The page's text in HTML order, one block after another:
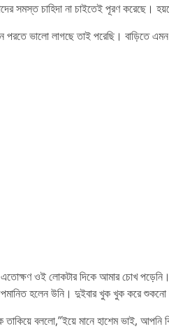
সমস্ত চাহিদা না চাইতেই পূরণ করেছে।
পরতে ভালো লাগছে তাই পরেছি। বাড়িতে
ওই লোকটার দিকে আমার চোখ
হলেন উনি। দুইবার খুক খুক করে শুকনো
বললো,”ইয়ে মানে হাশেম ভাই,